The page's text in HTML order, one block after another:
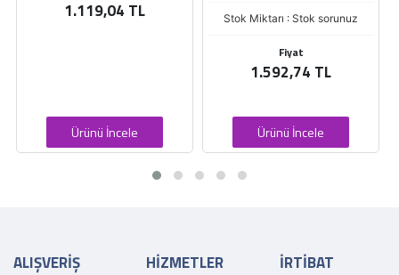
Stok Miktarı : Stok sorunuz
Ürünü İncele
Stok Miktarı : Stok sorunuz
Fiyat
1.235,68 TL
Ürünü İncele
ALIŞVERİŞ HİZMETLER İRTİBAT